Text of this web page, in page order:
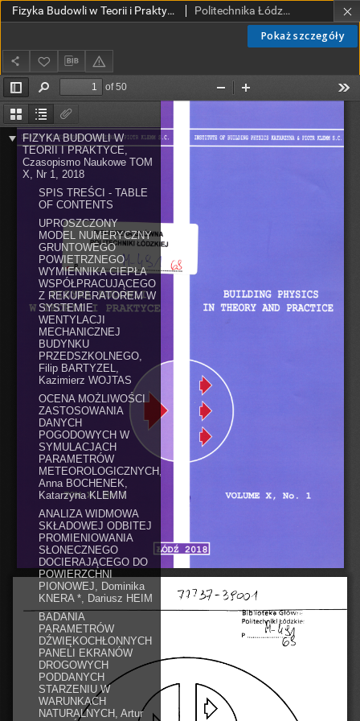
Pokaż szczegóły
Fizyka Budowli w Teorii i Praktyce T. X, nr 1 (2018) Politechnika Łódzka. Katedra Fizyki Budowli i Materiałów Budowlanych.